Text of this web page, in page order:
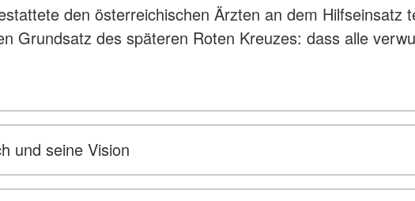
den österreichischen Ärzten an dem Hilfseinsatz
Grundsatz des späteren Roten Kreuzes: dass alle
und seine Vision